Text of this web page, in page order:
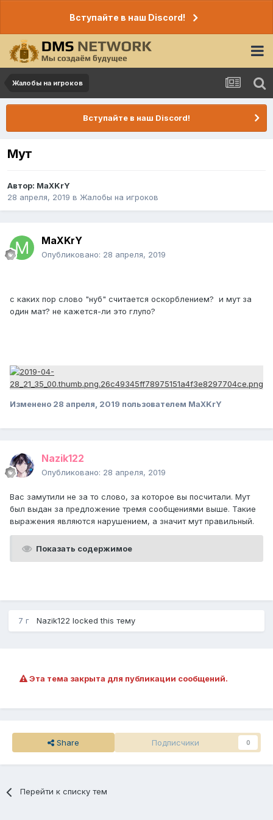
Вступайте в наш Discord!
Жалобы на игроков
Вступайте в наш Discord!
Мут
Автор: MaXKrY
28 апреля, 2019 в Жалобы на игроков
MaXKrY
Опубликовано: 28 апреля, 2019
с каких пор слово "нуб" считается оскорблением? и мут за
один мат? не кажется-ли это глупо?
Изменено 28 апреля, 2019 пользователем MaXKrY
Nazik122
Опубликовано: 28 апреля, 2019
Вас замутили не за то слово, за которое вы посчитали. Мут
был выдан за предложение тремя сообщениями выше. Такие
выражения являются нарушением, а значит мут правильный.
Показать содержимое
7 г Nazik122 locked this тему
Эта тема закрыта для публикации сообщений.
Share Подписчики 0
Перейти к списку тем